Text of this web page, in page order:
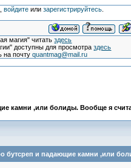
войдитеили зарегистрируйтесь.
магия" читатьздесь
доступны для просмотраздесь
на почтуquantmag@mail.ru
камни ,или болиды. Вообще я
бутсреп и падающие камни ,или